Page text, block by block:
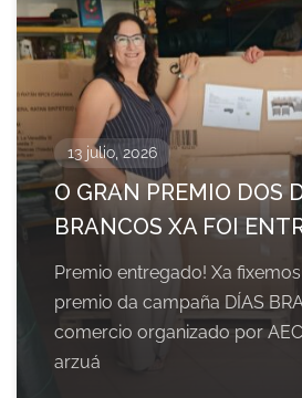
13 julio, 2026
O GRAN PREMIO DOS
BRANCOS XA FOI
Premio entregado! Xa
premio da campaña DÍAS
comercio organizado por
arzuá